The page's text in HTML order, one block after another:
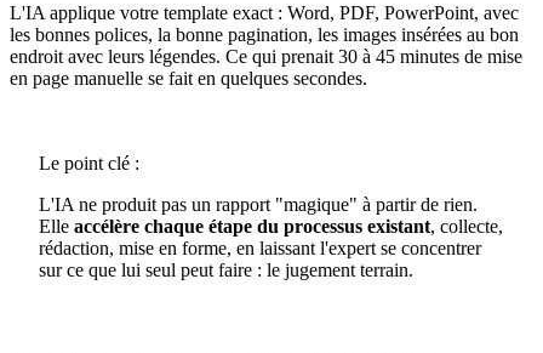
L'IA applique votre template exact : Word, PDF, PowerPoint, avec
les bonnes polices, la bonne pagination, les images insérées au bon
endroit avec leurs légendes. Ce qui prenait 30 à 45 minutes de mise
en page manuelle se fait en quelques secondes.
Le point clé :
L'IA ne produit pas un rapport "magique" à partir de rien.
Elle accélère chaque étape du processus existant, collecte,
rédaction, mise en forme, en laissant l'expert se concentrer
sur ce que lui seul peut faire : le jugement terrain.